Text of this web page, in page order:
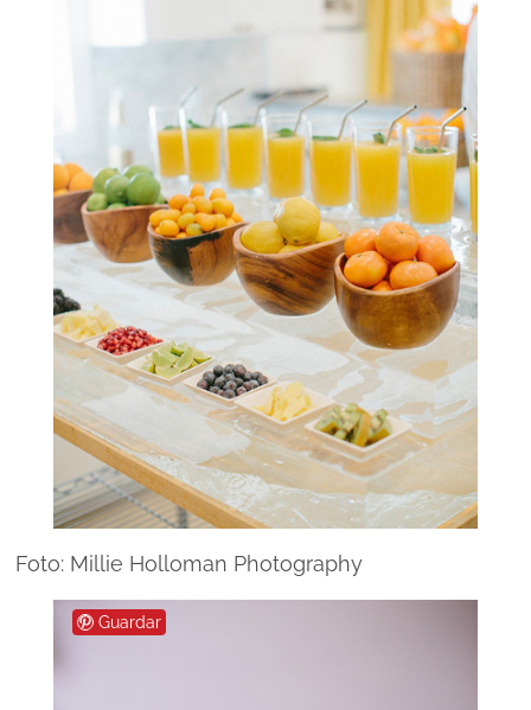
Foto: Millie Holloman Photography
Guardar